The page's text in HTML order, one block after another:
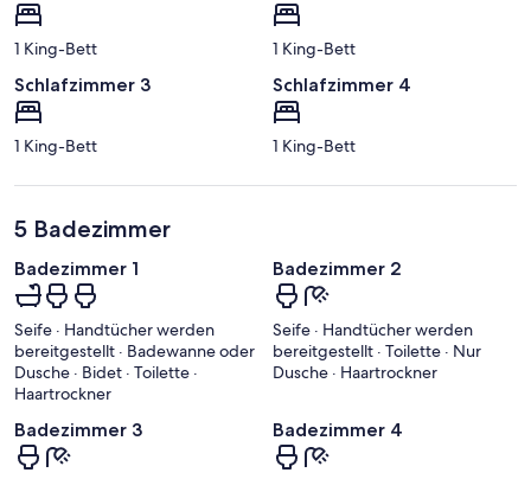
1 King-Bett 1 King-Bett
Schlafzimmer 3
1 King-Bett
Schlafzimmer 4
1 King-Bett
5 Badezimmer
Badezimmer 1
Seife · Handtücher werden
bereitgestellt · Badewanne oder
Dusche · Bidet · Toilette ·
Haartrockner
Badezimmer 2
Seife · Handtücher werden
bereitgestellt · Toilette · Nur
Dusche · Haartrockner
Badezimmer 3 Badezimmer 4